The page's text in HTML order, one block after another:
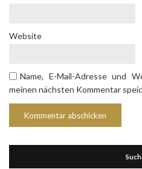
Website
Name, E-Mail-Adresse und
meinen nächsten Kommentar